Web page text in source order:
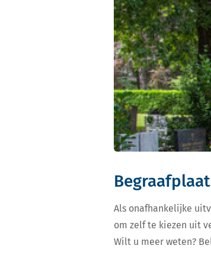
Als onafhankelijke
om zelf te kiezen uit
Wilt u meer weten?